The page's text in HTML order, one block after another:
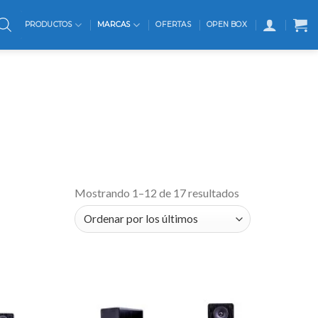
PRODUCTOS MARCAS OFERTAS OPEN BOX
Mostrando 1–12 de 17 resultados